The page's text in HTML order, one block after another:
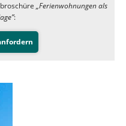
„Ferienwohnungen als
: